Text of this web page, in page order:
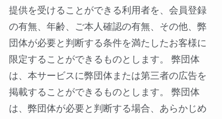
提供を受けることができる利用者を、会員登録
の有無、年齢、ご本人確認の有無、その他、弊
団体が必要と判断する条件を満たしたお客様に
限定することができるものとします。 弊団体
は、本サービスに弊団体または第三者の広告を
掲載することができるものとします。 弊団体
は、弊団体が必要と判断する場合、あらかじめ